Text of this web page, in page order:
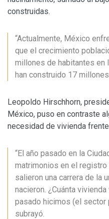
construidas.
“Actualmente, México
que el crecimiento
millones de habitantes
han construido 17
Leopoldo Hirschhorn,
México, puso en contraste
necesidad de vivienda
“El año pasado en la
matrimonios en el
salieron una carrera de la
nacieron. ¿Cuánta
pasado hicimos (el sector
subrayó.